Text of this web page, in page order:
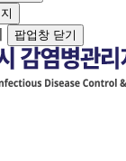
팝업창 닫기